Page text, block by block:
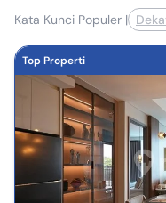
Kata Kunci Populer |
Top Properti